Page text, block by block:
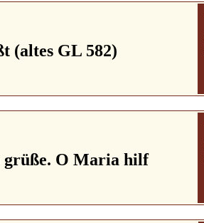
(altes GL 582)
grüße. O Maria hilf